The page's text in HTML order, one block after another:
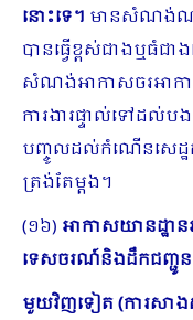
នោះទេ។ មានសំណង់ណាធ្
បានធ្វើខ្ពស់ជាងឬធំជា
សំណង់អាកាសចរអាកា
ការងារផ្ទាល់ទៅដល់ប
បញ្ចូលដល់កំណើនសេដ្ឋ
ត្រង់តែម្តង។
(១៦) អាកាសយានដ្ឋា
ទេសចរណ៍និងដឹកជញ្ជូន
មួយវិញទៀត (ការសាង